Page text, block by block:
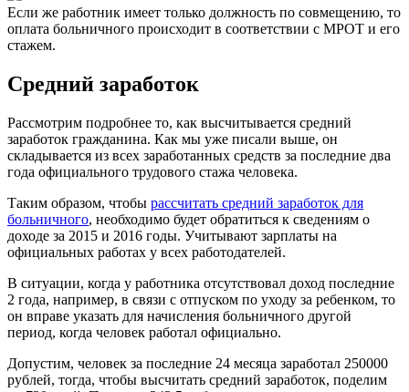
Если же работник имеет только должность по совмещению, то
оплата больничного происходит в соответствии с МРОТ и его
стажем.
Средний заработок
Рассмотрим подробнее то, как высчитывается средний
заработок гражданина. Как мы уже писали выше, он
складывается из всех заработанных средств за последние два
года официального трудового стажа человека.
Таким образом, чтобы рассчитать средний заработок для
больничного, необходимо будет обратиться к сведениям о
доходе за 2015 и 2016 годы. Учитывают зарплаты на
официальных работах у всех работодателей.
В ситуации, когда у работника отсутствовал доход последние
2 года, например, в связи с отпуском по уходу за ребенком, то
он вправе указать для начисления больничного другой
период, когда человек работал официально.
Допустим, человек за последние 24 месяца заработал 250000
рублей, тогда, чтобы высчитать средний заработок, поделим